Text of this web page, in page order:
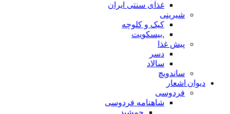
غذای سنتی ایران
شیرینی
کیک و کلوچه
.بیسکویت
پیش غذا
دسر
سالاد
ساندویچ
دیوان اشعار
فردوسی
شاهنامه فردوسی
جمشید